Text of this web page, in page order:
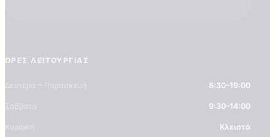
ΏΡΕΣ ΛΕΙΤΟΥΡΓΊΑΣ
Δευτέρα – Παρασκευή 8:30–19:00
Σάββατο 9:30–14:00
Κυριακή Κλειστά